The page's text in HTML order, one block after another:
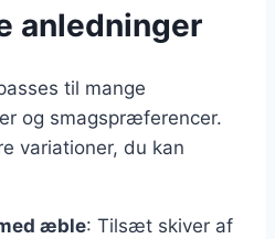
anledninger
til mange
og smagspræferencer.
variationer, du kan
æble: Tilsæt skiver af